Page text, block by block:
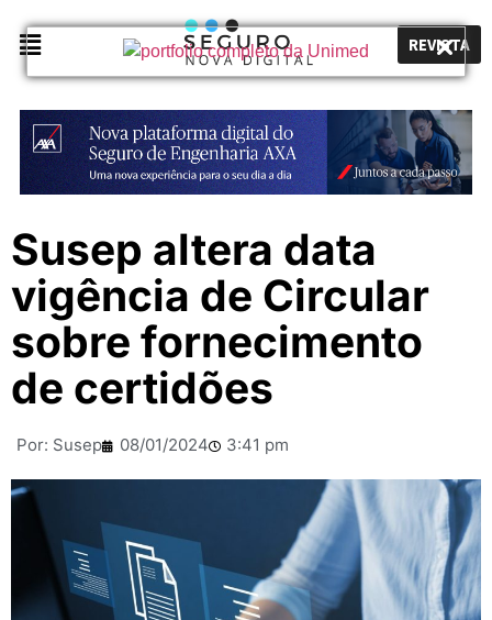
REVISTA
Susep altera data
vigência de Circular
sobre fornecimento
de certidões
Por: Susep 08/01/2024 3:41 pm